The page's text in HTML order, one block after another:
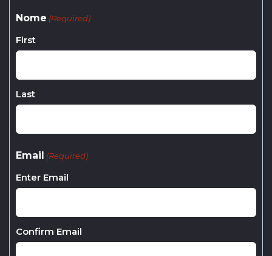
Nome (Required)
First
Last
Email (Required)
Enter Email
Confirm Email